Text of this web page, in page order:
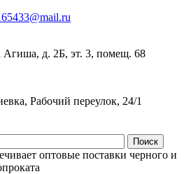
Агиша, д. 2Б, эт. 3, помещ. 68
Рабочий переулок, 24/1
Поиск
оптовые поставки черного и